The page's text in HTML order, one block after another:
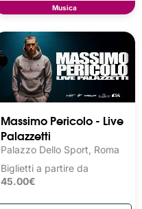
Musica
Massimo Pericolo - Live
Palazzetti
Palazzo Dello Sport, Roma
Biglietti a partire da
45.00€